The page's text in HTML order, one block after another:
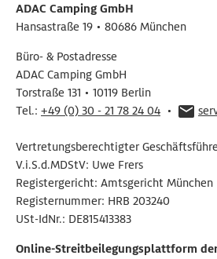
ADAC Camping GmbH
Hansastraße 19 • 80686 München
Büro- & Postadresse
ADAC Camping GmbH
Torstraße 131 • 10119 Berlin
Tel.: +49 (0) 30 - 21 78 24 04 •
Vertretungsberechtigter
V.i.S.d.MDStV: Uwe Frers
Registergericht: Amtsgericht München
Registernummer: HRB 203240
USt-IdNr.: DE815413383
Online-Streitbeilegungsplattform